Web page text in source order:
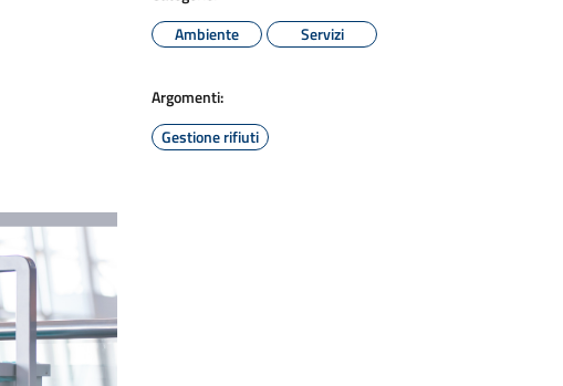
Ambiente
Servizi
Argomenti:
Gestione rifiuti